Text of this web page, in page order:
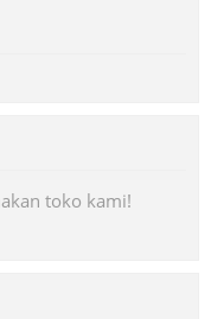
toko kami!